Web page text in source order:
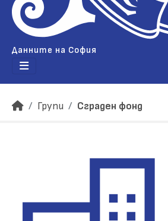
Данните на София
Групи Сграден фонд